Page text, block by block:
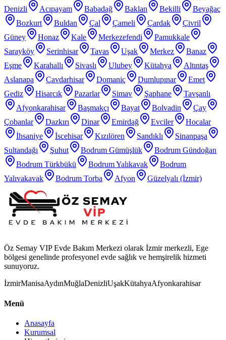
Denizli
Acıpayam Babadağ Baklan Bekilli
Beyağaç
Bozkurt
Buldan Çal Çameli Çardak
Çivril
Güney
Honaz Kale Merkezefendi
Pamukkale
Sarayköy
Serinhisar Tavas Uşak Merkez
Banaz
Eşme
Karahallı Sivaslı Ulubey Kütahya
Altıntaş
Aslanapa
Çavdarhisar Domaniç Dumlupınar
Emet
Gediz
Hisarcık Pazarlar Simav Şaphane
Tavşanlı
Afyonkarahisar
Başmakçı Bayat Bolvadin
Çay
Çobanlar
Dazkırı Dinar Emirdağ Evciler
Hocalar
İhsaniye
İscehisar Kızılören Sandıklı
Sinanpaşa
Sultandağı
Şuhut Bodrum Gümüşlük
Bodrum Gündoğan
Bodrum Türkbükü
Bodrum Yalıkavak
Bodrum
Yalıvakavak
Bodrum Torba Afyon Güzelyalı (İzmir)
Öz Semay VIP Evde Bakım Merkezi olarak İzmir merkezli, Ege
bölgesi genelinde profesyonel evde sağlık ve hemşirelik hizmeti
sunuyoruz.
İzmirManisaAydınMuğlaDenizliUşakKütahyaAfyonkarahisar
Menü
Anasayfa
Kurumsal